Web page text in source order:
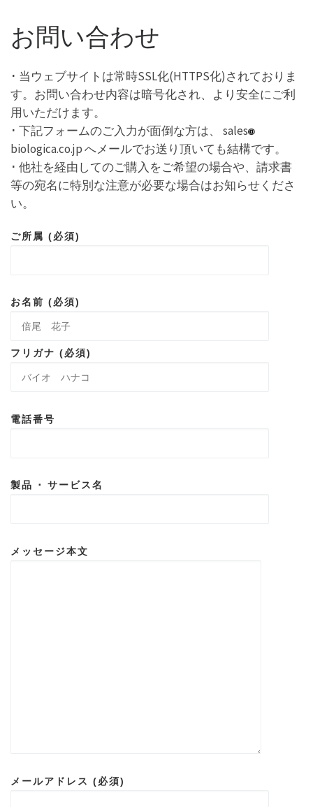
お問い合わせ
･ 当ウェブサイトは常時SSL化(HTTPS化)されておりま
す。お問い合わせ内容は暗号化され、より安全にご利
用いただけます。
･ 下記フォームのご入力が面倒な方は、 sales
biologica.co.jp へメールでお送り頂いても結構です。
･ 他社を経由してのご購入をご希望の場合や、請求書
等の宛名に特別な注意が必要な場合はお知らせくださ
い。
ご所属 (必須)
お名前 (必須)
フリガナ (必須)
電話番号
製品 ･ サービス名
メッセージ本文
メールアドレス (必須)